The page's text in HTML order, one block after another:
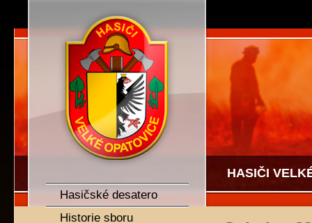
HASIČI
SDH Velké Opatovice
Hasičské desatero
Historie sboru